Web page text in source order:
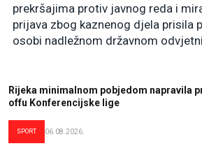
prekršajima protiv javnog reda i
prijava zbog kaznenog djela prisila
osobi nadležnom državnom
Rijeka minimalnom pobjedom napravila
offu Konferencijske lige
SPORT 06.08.2026.